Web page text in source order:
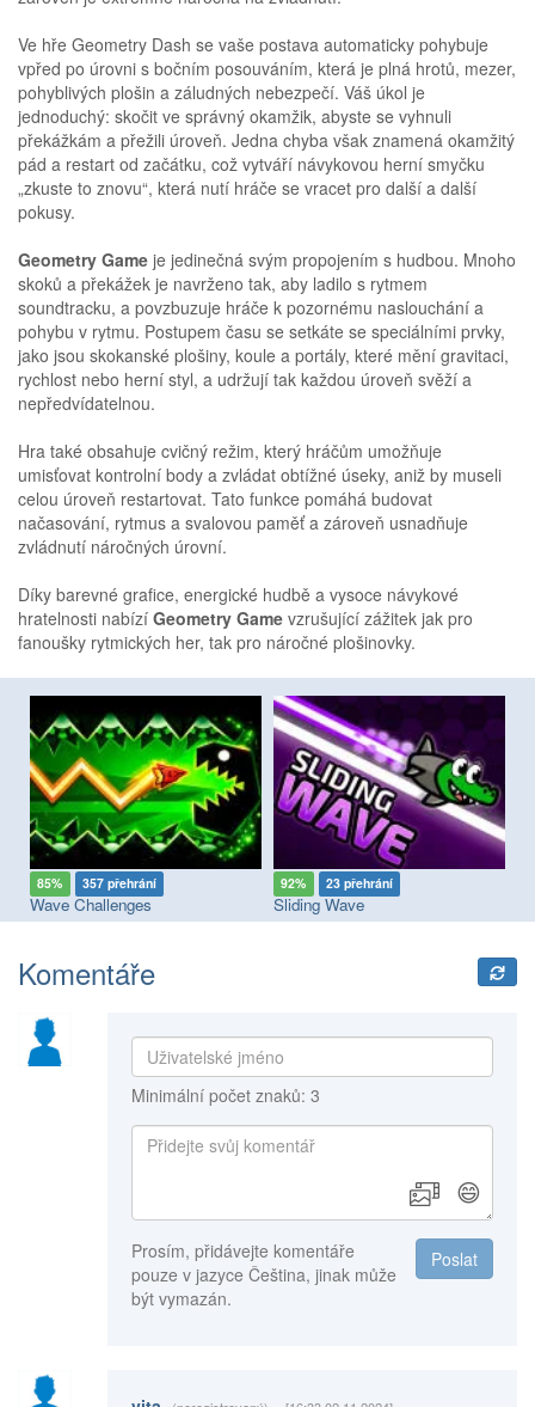
Ve hře Geometry Dash se vaše postava automaticky pohybuje
vpřed po úrovni s bočním posouváním, která je plná hrotů, mezer,
pohyblivých plošin a záludných nebezpečí. Váš úkol je
jednoduchý: skočit ve správný okamžik, abyste se vyhnuli
překážkám a přežili úroveň. Jedna chyba však znamená okamžitý
pád a restart od začátku, což vytváří návykovou herní smyčku
„zkuste to znovu“, která nutí hráče se vracet pro další a další
pokusy.
Geometry Game je jedinečná svým propojením s hudbou. Mnoho
skoků a překážek je navrženo tak, aby ladilo s rytmem
soundtracku, a povzbuzuje hráče k pozornému naslouchání a
pohybu v rytmu. Postupem času se setkáte se speciálními prvky,
jako jsou skokanské plošiny, koule a portály, které mění gravitaci,
rychlost nebo herní styl, a udržují tak každou úroveň svěží a
nepředvídatelnou.
Hra také obsahuje cvičný režim, který hráčům umožňuje
umisťovat kontrolní body a zvládat obtížné úseky, aniž by museli
celou úroveň restartovat. Tato funkce pomáhá budovat
načasování, rytmus a svalovou paměť a zároveň usnadňuje
zvládnutí náročných úrovní.
Díky barevné grafice, energické hudbě a vysoce návykové
hratelnosti nabízí Geometry Game vzrušující zážitek jak pro
fanoušky rytmických her, tak pro náročné plošinovky.
85% 357 přehrání
Wave Challenges
92% 23 přehrání
Sliding Wave
Komentáře
Minimální počet znaků: 3
😄
Poslat
Prosím, přidávejte komentáře
pouze v jazyce Čeština, jinak může
být vymazán.